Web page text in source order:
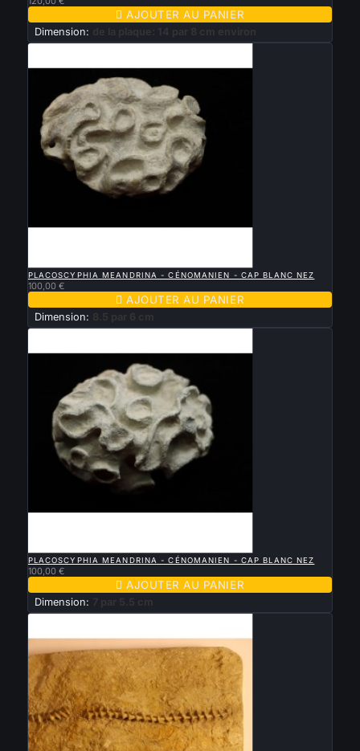
 AJOUTER AU PANIER
Dimension: de la plaque: 14 par 8 cm environ
PLACOSCYPHIA MEANDRINA - CÉNOMANIEN - CAP BLANC NEZ
100,00 €
 AJOUTER AU PANIER
Dimension: 8.5 par 6 cm
PLACOSCYPHIA MEANDRINA - CÉNOMANIEN - CAP BLANC NEZ
100,00 €
 AJOUTER AU PANIER
Dimension: 7 par 5.5 cm